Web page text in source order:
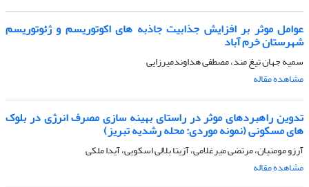
عوامل موثر بر افزایش جذابیت جاذبه های اکوتوریسم و ژئوتوریسم
شهرستان خرم آباد
سمیه جهان تیغ مند، مصطفی هداوندمیرزایی
مشاهده مقاله
تدوین راهبردهای موثر در راستای بهینه سازی مصرف انرژی در بلوک
های مسکونی (نمونه موردی: محله رشدیه تبریز)
آرزو مومنیان، مرتضی میرغلامی، آزیتا بلالی اسکویی، آیدا ملکی
مشاهده مقاله